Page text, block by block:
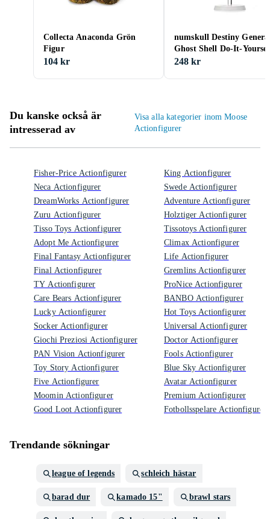
Collecta Anaconda Grön
Figur
104 kr
numskull Destiny
Ghost Shell Do-It-
248 kr
Du kanske också är
intresserad av
Visa alla kategorier inom Moose
Actionfigurer
Fisher-Price Actionfigurer
Neca Actionfigurer
DreamWorks Actionfigurer
Zuru Actionfigurer
Tisso Toys Actionfigurer
Adopt Me Actionfigurer
Final Fantasy Actionfigurer
Final Actionfigurer
TY Actionfigurer
Care Bears Actionfigurer
Lucky Actionfigurer
Socker Actionfigurer
Giochi Preziosi Actionfigurer
PAN Vision Actionfigurer
Toy Story Actionfigurer
Five Actionfigurer
Moomin Actionfigurer
Good Loot Actionfigurer
King Actionfigurer
Swede Actionfigurer
Adventure Actionfigurer
Holztiger Actionfigurer
Tissotoys Actionfigurer
Climax Actionfigurer
Life Actionfigurer
Gremlins Actionfigurer
ProNice Actionfigurer
BANBO Actionfigurer
Hot Toys Actionfigurer
Universal Actionfigurer
Doctor Actionfigurer
Fools Actionfigurer
Blue Sky Actionfigurer
Avatar Actionfigurer
Premium Actionfigurer
Fotbollsspelare Actionfigurer
Trendande sökningar
league of legends schleich hästar
barad dur kamado 15" brawl stars